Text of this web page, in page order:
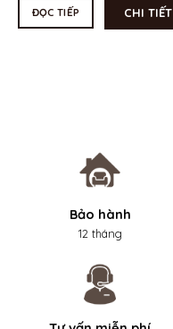
ĐỌC TIẾP CHI TIẾT
Bảo hành
12 tháng